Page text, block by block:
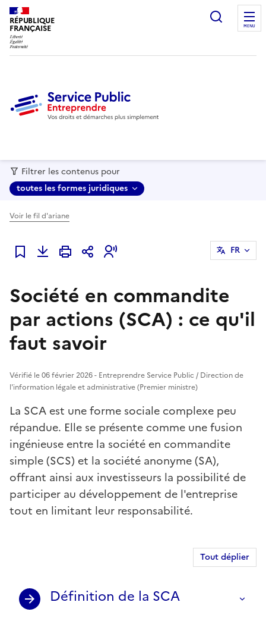
RÉPUBLIQUE
FRANÇAISE MENU
Filtrer les contenus pour
toutes les formes juridiques
Voir le fil d'ariane
Ajouter à mes favoris
FR
Société en commandite
par actions (SCA) : ce qu'il
faut savoir
Vérifié le 06 février 2026 - Entreprendre Service Public / Direction de
l'information légale et administrative (Premier ministre)
La SCA est une forme sociale complexe peu
répandue. Elle se présente comme une fusion
ingénieuse entre la société en commandite
simple (SCS) et la société anonyme (SA),
offrant ainsi aux investisseurs la possibilité de
participer au développement de l'entreprise
tout en limitant leur responsabilité.
Tout déplier
Définition de la SCA